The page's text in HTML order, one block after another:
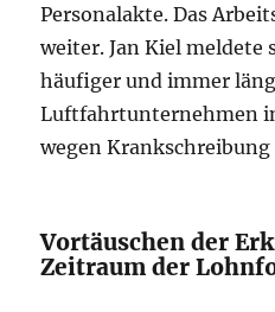
Personalakte. Das
weiter. Jan Kiel meldete
häufiger und immer
Luftfahrtunternehmen
wegen Krankschreibung
Vortäuschen der
Zeitraum der